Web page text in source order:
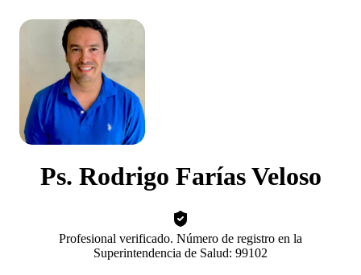
Ps. Rodrigo Farías Veloso
Profesional verificado. Número de registro en la
Superintendencia de Salud: 99102